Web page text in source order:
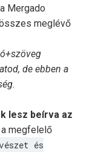
Mergado
meglévő
de ebben a
lesz beírva az
megfelelő
és